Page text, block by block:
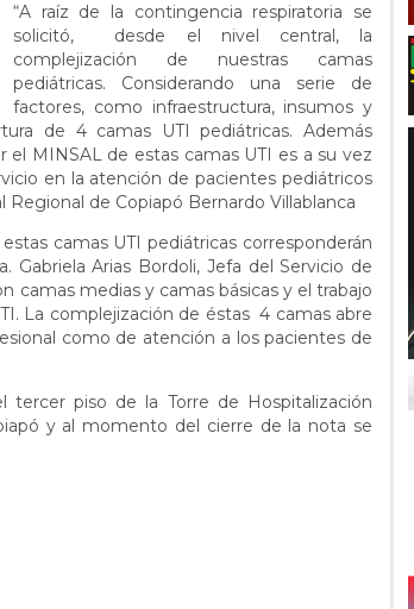
“A raíz de la contingencia respiratoria se
solicitó, desde el nivel central, la
complejización de nuestras camas
pediátricas. Considerando una serie de
factores, como infraestructura, insumos y
de 4 camas UTI pediátricas. Además
MINSAL de estas camas UTI es a su vez
en la atención de pacientes pediátricos
de Copiapó Bernardo Villablanca
camas UTI pediátricas corresponderán
Gabriela Arias Bordoli, Jefa del Servicio de
camas medias y camas básicas y el trabajo
La complejización de éstas 4 camas abre
como de atención a los pacientes de
tercer piso de la Torre de Hospitalización
y al momento del cierre de la nota se